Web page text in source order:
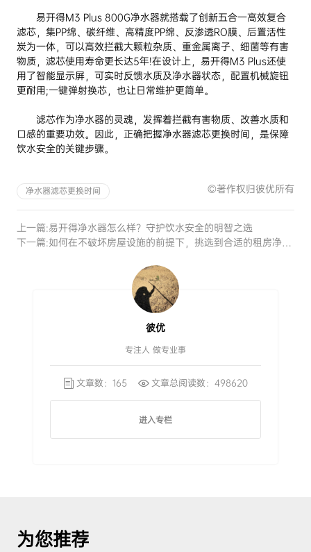
易开得M3 Plus 800G净水器就搭载了创新五合一高效复合
滤芯，集PP绵、碳纤维、高精度PP绵、反渗透RO膜、后置活性
炭为一体，可以高效拦截大颗粒杂质、重金属离子、细菌等有害
物质，滤芯使用寿命更长达5年!在设计上，易开得M3 Plus还使
用了智能显示屏，可实时反馈水质及净水器状态，配置机械旋钮
更耐用;一键弹射换芯，也让日常维护更简单。
滤芯作为净水器的灵魂，发挥着拦截有害物质、改善水质和
口感的重要功效。因此，正确把握净水器滤芯更换时间，是保障
饮水安全的关键步骤。
净水器滤芯更换时间 ©著作权归彼优所有
上一篇:易开得净水器怎么样？守护饮水安全的明智之选
下一篇:如何在不破坏房屋设施的前提下，挑选到合适的租房净水器
彼优
专注人 做专业事
文章数：165 文章总阅读数：498620
进入专栏
为您推荐